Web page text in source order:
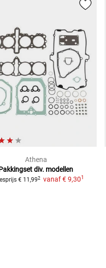
Athena
div. modellen
€ 11,992 vanaf€ 9,301